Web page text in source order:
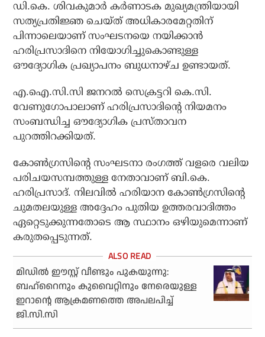
ഡി.കെ. ശിവകുമാർ കർണാടക മുഖ്യമന്ത്രിയായി
സത്യപ്രതിജ്ഞ ചെയ്ത് അധികാരമേറ്റതിന്
പിന്നാലെയാണ് സംഘടനയെ നയിക്കാൻ
ഹരിപ്രസാദിനെ നിയോഗിച്ചുകൊണ്ടുള്ള
ഔദ്യോഗിക പ്രഖ്യാപനം ബുധനാഴ്ച ഉണ്ടായത്.
എ.ഐ.സി.സി ജനറൽ സെക്രട്ടറി കെ.സി.
വേണുഗോപാലാണ് ഹരിപ്രസാദിന്റെ നിയമനം
സംബന്ധിച്ച ഔദ്യോഗിക പ്രസ്താവന
പുറത്തിറക്കിയത്.
കോൺഗ്രസിന്റെ സംഘടനാ രംഗത്ത് വളരെ വലിയ
പരിചയസമ്പത്തുള്ള നേതാവാണ് ബി.കെ.
ഹരിപ്രസാദ്. നിലവിൽ ഹരിയാന കോൺഗ്രസിന്റെ
ചുമതലയുള്ള അദ്ദേഹം പുതിയ ഉത്തരവാദിത്തം
ഏറ്റെടുക്കുന്നതോടെ ആ സ്ഥാനം ഒഴിയുമെന്നാണ്
കരുതപ്പെടുന്നത്.
മിഡിൽ ഈസ്റ്റ് വീണ്ടും പുകയുന്നു:
ബഹ്‌റൈനും കുവൈറ്റിനും നേരെയുള്ള
ഇറാന്റെ ആക്രമണത്തെ അപലപിച്ച്
ജി.സി.സി